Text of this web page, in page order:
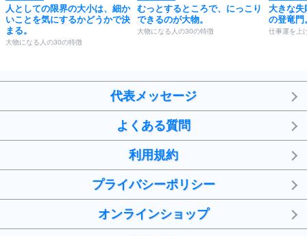
人としての限界の大小は、細か
いことを気にするかどうかで決
まる。
大物になる人の30の特徴
むっとするところで、にっこり
できるのが大物。
大物になる人の30の特徴
大きな失
の登竜門
仕事運を上
代表メッセージ
よくある質問
利用規約
プライバシーポリシー
オンラインショップ